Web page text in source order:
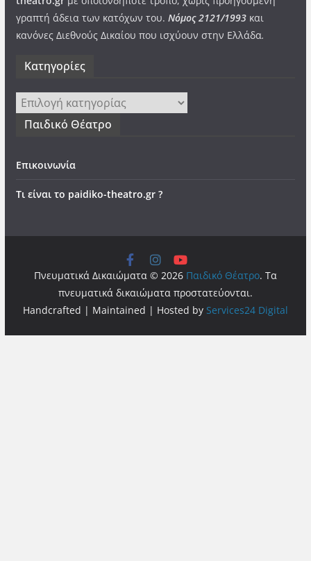
γραπτή άδεια των κατόχων του. Νόμος 2121/1993και
κανόνες Διεθνούς Δικαίου που ισχύουν στην Ελλάδα.
Kατηγορίες
Kατηγορίες
Παιδικό Θέατρο
Επικοινωνία
Τι είναι το paidiko-theatro.gr ?
Πνευματικά Δικαιώματα © 2026 Παιδικό Θέατρο. Τα
πνευματικά δικαιώματα προστατεύονται.
Handcrafted | Maintained | Hosted by Services24 Digital